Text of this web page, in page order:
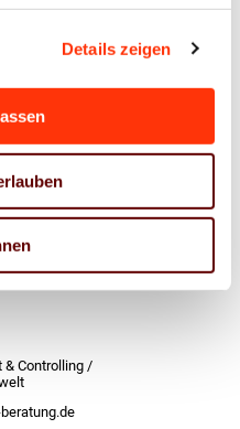
Details zeigen
11
/
& Controlling /